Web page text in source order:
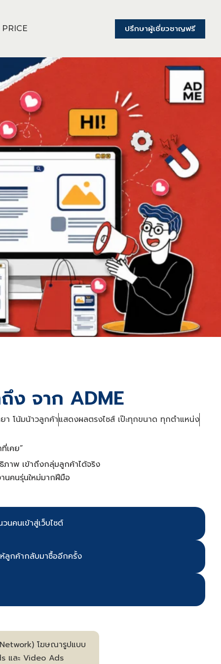
PRICE ปรึกษาผู้เชี่ยวชาญฟรี
ง จาก ADME
โน้มน้าวลูกค้าแสดงผลตรงไซส์ เป๊ะทุกขนาด ทุกตำแหน่ง
เคย”
าพ เข้าถึงกลุ่มลูกค้าได้จริง
นคนรุ่นใหม่มากฝีมือ
นคนเข้าสู่เว็บไซต์
ลูกค้ากลับมาซื้ออีกครั้ง
โฆษณารูปแบบ
และ Video Ads